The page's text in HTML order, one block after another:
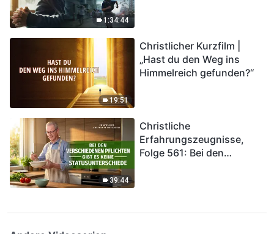
1:34:44
in das Königreich Gottes
eintreten?
19:51
Christlicher Kurzfilm |
„Hast du den Weg ins
Himmelreich gefunden?“
39:44
Christliche
Erfahrungszeugnisse,
Folge 561: Bei den